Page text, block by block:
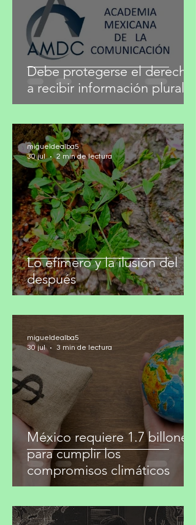
Debe protegerse el derecho
a recibir información plural
migueldealba5
31 jul
4 min de lectura
Lo efímero y la ilusión del
después
migueldealba5
30 jul
2 min de lectura
México requiere 1.7 billones
migueldealba5
30 jul
3 min de lectura